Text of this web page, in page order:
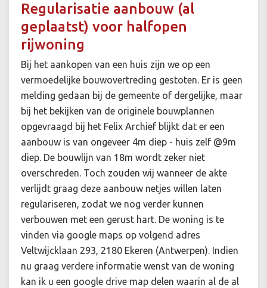
Regularisatie aanbouw (al
geplaatst) voor halfopen
rijwoning
Bij het aankopen van een huis zijn we op een
vermoedelijke bouwovertreding gestoten. Er is geen
melding gedaan bij de gemeente of dergelijke, maar
bij het bekijken van de originele bouwplannen
opgevraagd bij het Felix Archief blijkt dat er een
aanbouw is van ongeveer 4m diep - huis zelf @9m
diep. De bouwlijn van 18m wordt zeker niet
overschreden. Toch zouden wij wanneer de akte
verlijdt graag deze aanbouw netjes willen laten
regulariseren, zodat we nog verder kunnen
verbouwen met een gerust hart. De woning is te
vinden via google maps op volgend adres
Veltwijcklaan 293, 2180 Ekeren (Antwerpen). Indien
nu graag verdere informatie wenst van de woning
kan ik u een google drive map delen waarin al de al